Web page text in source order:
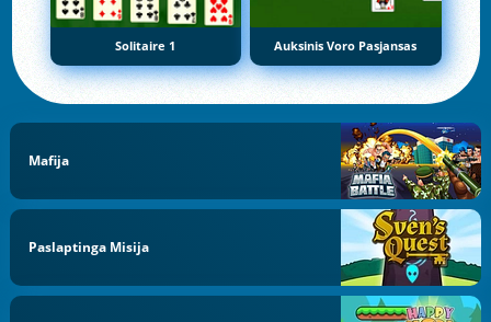
Solitaire 1 Auksinis Voro Pasjansas
Mafija
Paslaptinga Misija